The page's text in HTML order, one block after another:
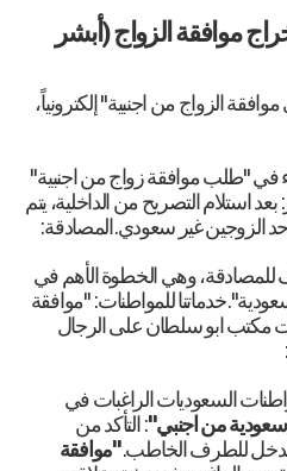
موافقة الزواج (أبشر
الزواج من اجنبية" إلكترونياً،
في "طلب موافقة زواج من اجنبية"
استلام التصريح من الداخلية، يتم
أحد الزوجين غير سعودي.المصادقة:
للمصادقة، وهي الخطوة الأهم في
للمواطنات: "موافقة
مكتب ابو سلطان على الرجال
السعوديات الراغبات في
من اجنبي": التأكد من
للطرف الخاطب."موافقة